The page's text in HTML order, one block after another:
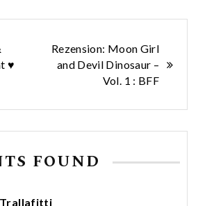
♥
Rezension: Moon Girl
and Devil Dinosaur –
Vol. 1 : BFF
FOUND
Trallafitti